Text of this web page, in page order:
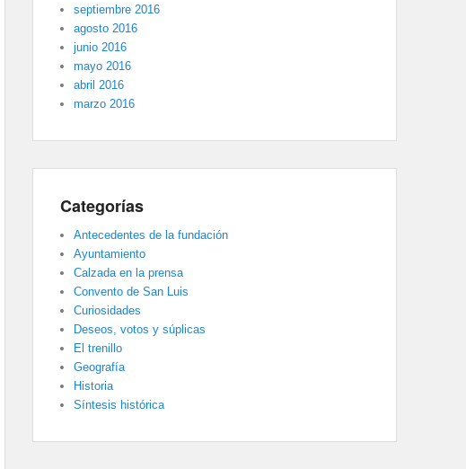
septiembre 2016
agosto 2016
junio 2016
mayo 2016
abril 2016
marzo 2016
Categorías
Antecedentes de la fundación
Ayuntamiento
Calzada en la prensa
Convento de San Luis
Curiosidades
Deseos, votos y súplicas
El trenillo
Geografía
Historia
Síntesis histórica